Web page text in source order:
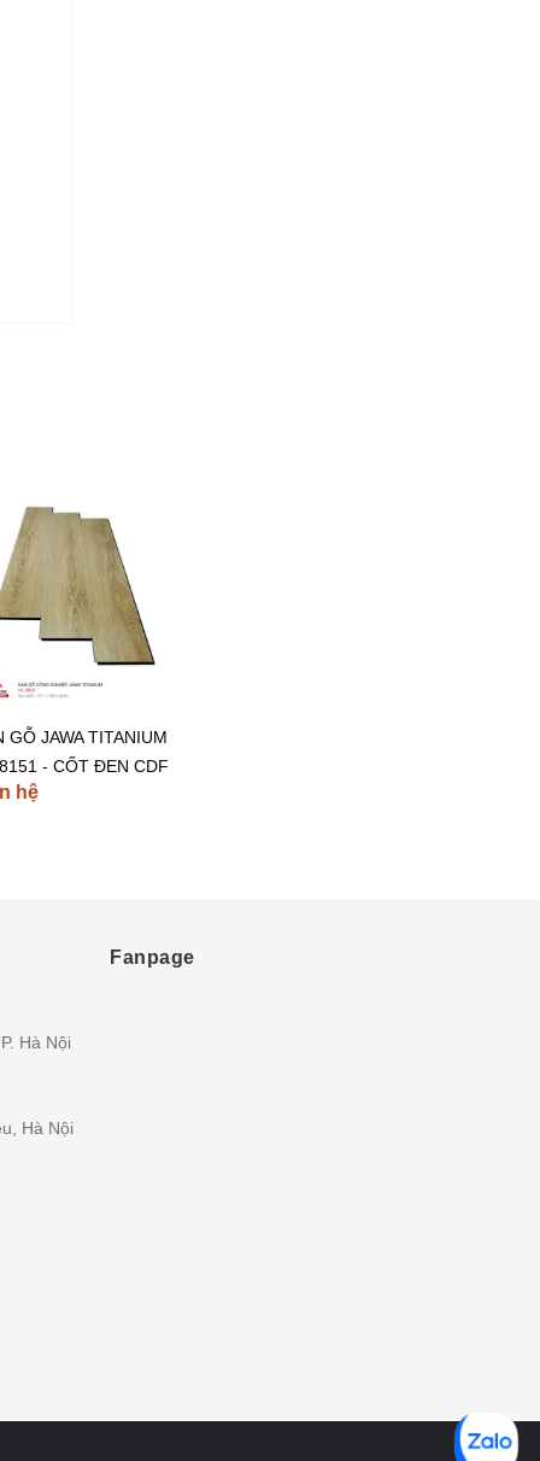
GỖ JAWA TITANIUM
- CỐT ĐEN CDF
hệ
Hà Nội
Hà Nội
Fanpage